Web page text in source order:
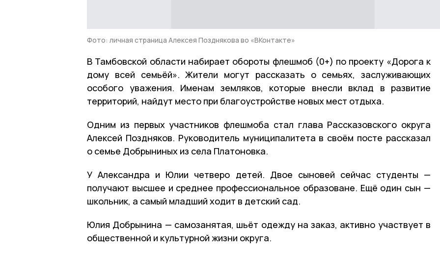
Фото: личная страница Алексея Позднякова во «ВКонтакте»
В Тамбовской области набирает обороты флешмоб (0+) по проекту «Дорога к
дому всей семьёй». Жители могут рассказать о семьях, заслуживающих
особого уважения. Именам земляков, которые внесли вклад в развитие
территорий, найдут место при благоустройстве новых мест отдыха.
Одним из первых участников флешмоба стал глава Рассказовского округа
Алексей Поздняков. Руководитель муниципалитета в своём посте рассказал
о семье Добрыниных из села Платоновка.
У Александра и Юлии четверо детей. Двое сыновей сейчас студенты —
получают высшее и среднее профессиональное образоване. Ещё один сын —
школьник, а самый младший ходит в детский сад.
Юлия Добрынина — самозанятая, шьёт одежду на заказ, активно участвует в
общественной и культурной жизни округа.